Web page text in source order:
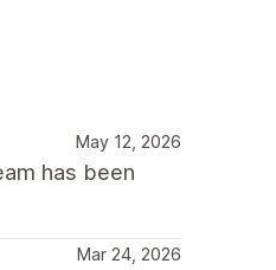
May 12, 2026
has been
Mar 24, 2026